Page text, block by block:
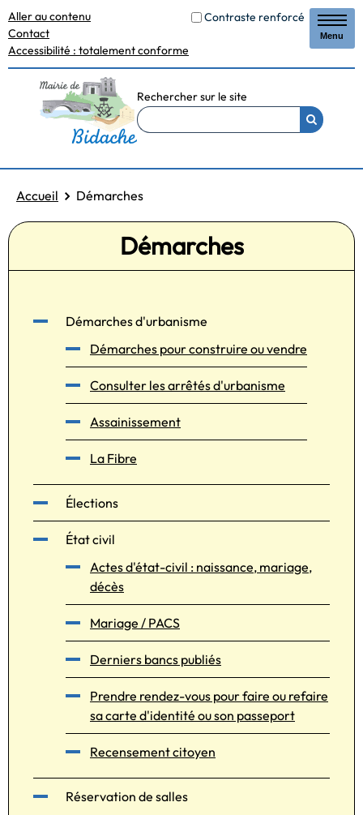
Aller au contenu
Contact
Accessibilité : totalement conforme
Contraste renforcé
Rechercher sur le site
Menu
Accueil Démarches
Démarches
Démarches d'urbanisme
Démarches pour construire ou vendre
Consulter les arrêtés d'urbanisme
Assainissement
La Fibre
Élections
État civil
Actes d'état-civil : naissance, mariage,
décès
Mariage / PACS
Derniers bancs publiés
Prendre rendez-vous pour faire ou refaire
sa carte d'identité ou son passeport
Recensement citoyen
Réservation de salles